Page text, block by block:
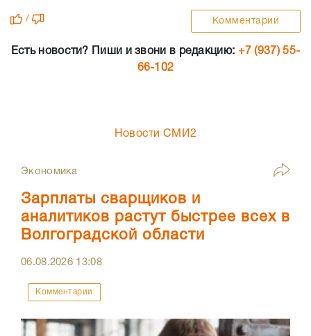
/ Комментарии
Есть новости? Пиши и звони в редакцию: +7 (937) 55-
66-102
Новости СМИ2
Экономика
Зарплаты сварщиков и
аналитиков растут быстрее всех в
Волгоградской области
06.08.2026 13:08
Комментарии